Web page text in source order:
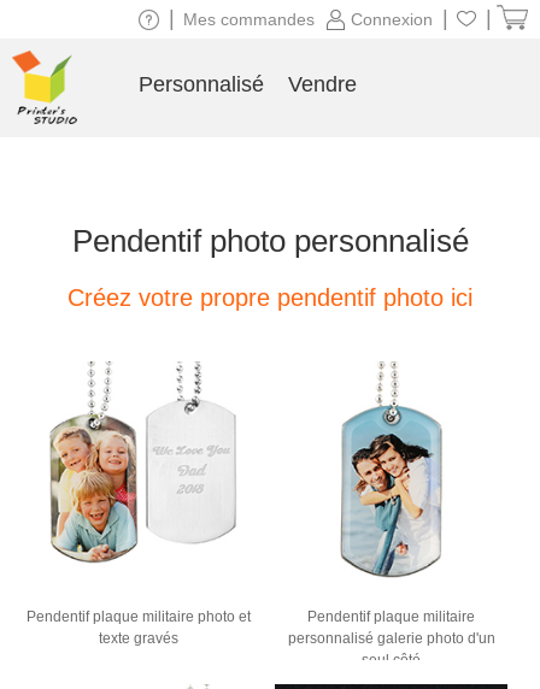
Pendentif photo personnalisé
Créez votre propre pendentif photo ici
Pendentif plaque militaire photo et
texte gravés
Pendentif plaque militaire
personnalisé galerie photo d'un
seul côté
Connexion
Mes commandes
Personnalisé Vendre